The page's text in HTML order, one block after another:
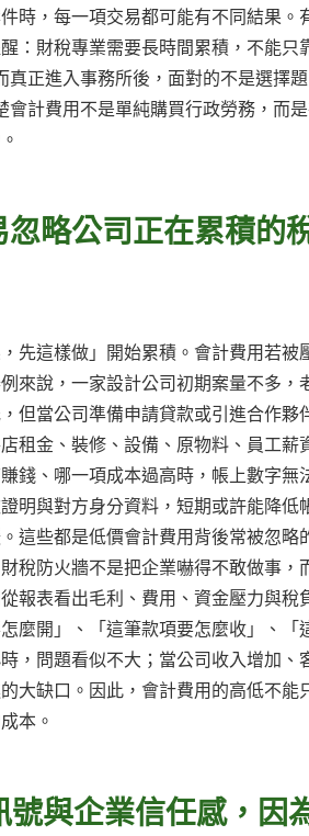
時，每一項交易都可能有不同結果。
：財稅專業需要長時間累積，不能只
真正進入事務所後，面對的不是選擇
會計費用不是單純購買行政勞務，而
略公司正在累積的
先這樣做」開始累積。會計費用若被
來說，一家設計公司初期案量不多，
但當公司準備申請貸款或引進合作夥
租金、裝修、設備、原物料、員工薪
錢、哪一項成本過高時，帳上數字無
明與對方身分資料，短期或許能降低
這些都是低價會計費用背後常被忽略
稅防火牆不是把企業嚇得不敢做事，
報表看出毛利、費用、資金壓力與稅
麼開」、「這筆款項要怎麼收」、「
，問題看似不大；當公司收入增加
大缺口。因此，會計費用的高低不能
本。
與企業信任感，因